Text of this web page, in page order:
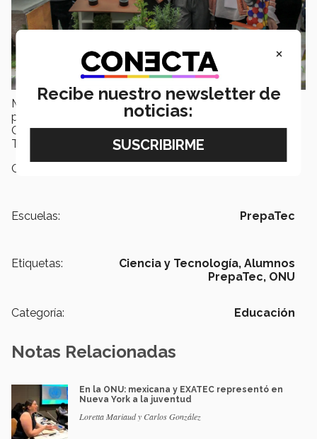
Muchos meses de trabajo, planeación, dedicación y
pasión que se presentaron el jueves 12 de abril en el
Gimnasio-Auditorio del Tecnológico de Monterrey en
Toluca.
Campus:
Escuelas: PrepaTec
Etiquetas: Ciencia y Tecnología, Alumnos
PrepaTec, ONU
Categoría: Educación
Notas Relacionadas
En la ONU: mexicana y EXATEC representó en
Nueva York a la juventud
Loretta Mariaud y Carlos González
×
Recibe nuestro newsletter de
noticias: